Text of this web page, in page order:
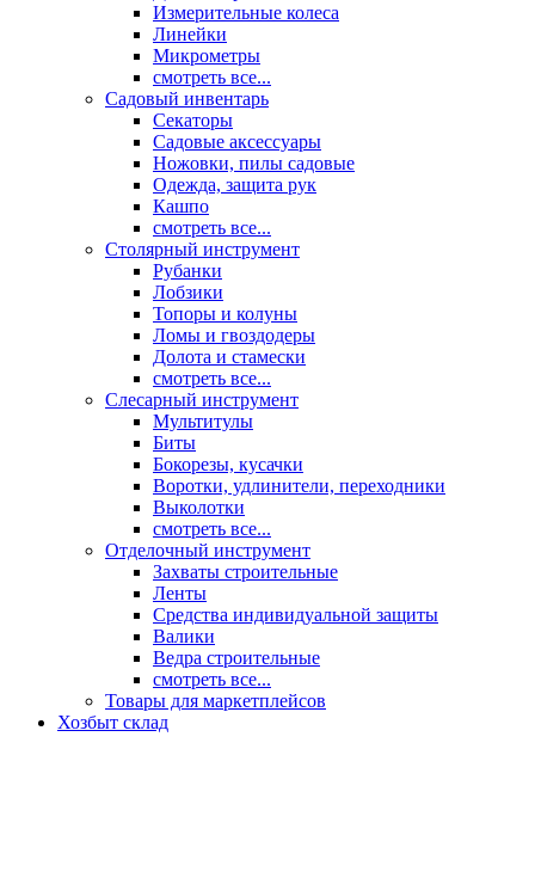
Измерительные колеса
Линейки
Микрометры
смотреть все...
Садовый инвентарь
Секаторы
Садовые аксессуары
Ножовки, пилы садовые
Одежда, защита рук
Кашпо
смотреть все...
Столярный инструмент
Рубанки
Лобзики
Топоры и колуны
Ломы и гвоздодеры
Долота и стамески
смотреть все...
Слесарный инструмент
Мультитулы
Биты
Бокорезы, кусачки
Воротки, удлинители, переходники
Выколотки
смотреть все...
Отделочный инструмент
Захваты строительные
Ленты
Средства индивидуальной защиты
Валики
Ведра строительные
смотреть все...
Товары для маркетплейсов
Хозбыт склад